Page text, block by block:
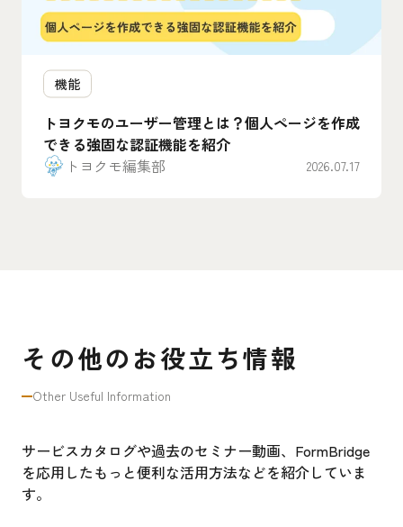
機能
トヨクモのユーザー管理とは？個人ページを作成
できる強固な認証機能を紹介
トヨクモ編集部
2026.07.17
その他のお役立ち情報
Other Useful Information
サービスカタログや過去のセミナー動画、FormBridge
を応用したもっと便利な活用方法などを紹介していま
す。